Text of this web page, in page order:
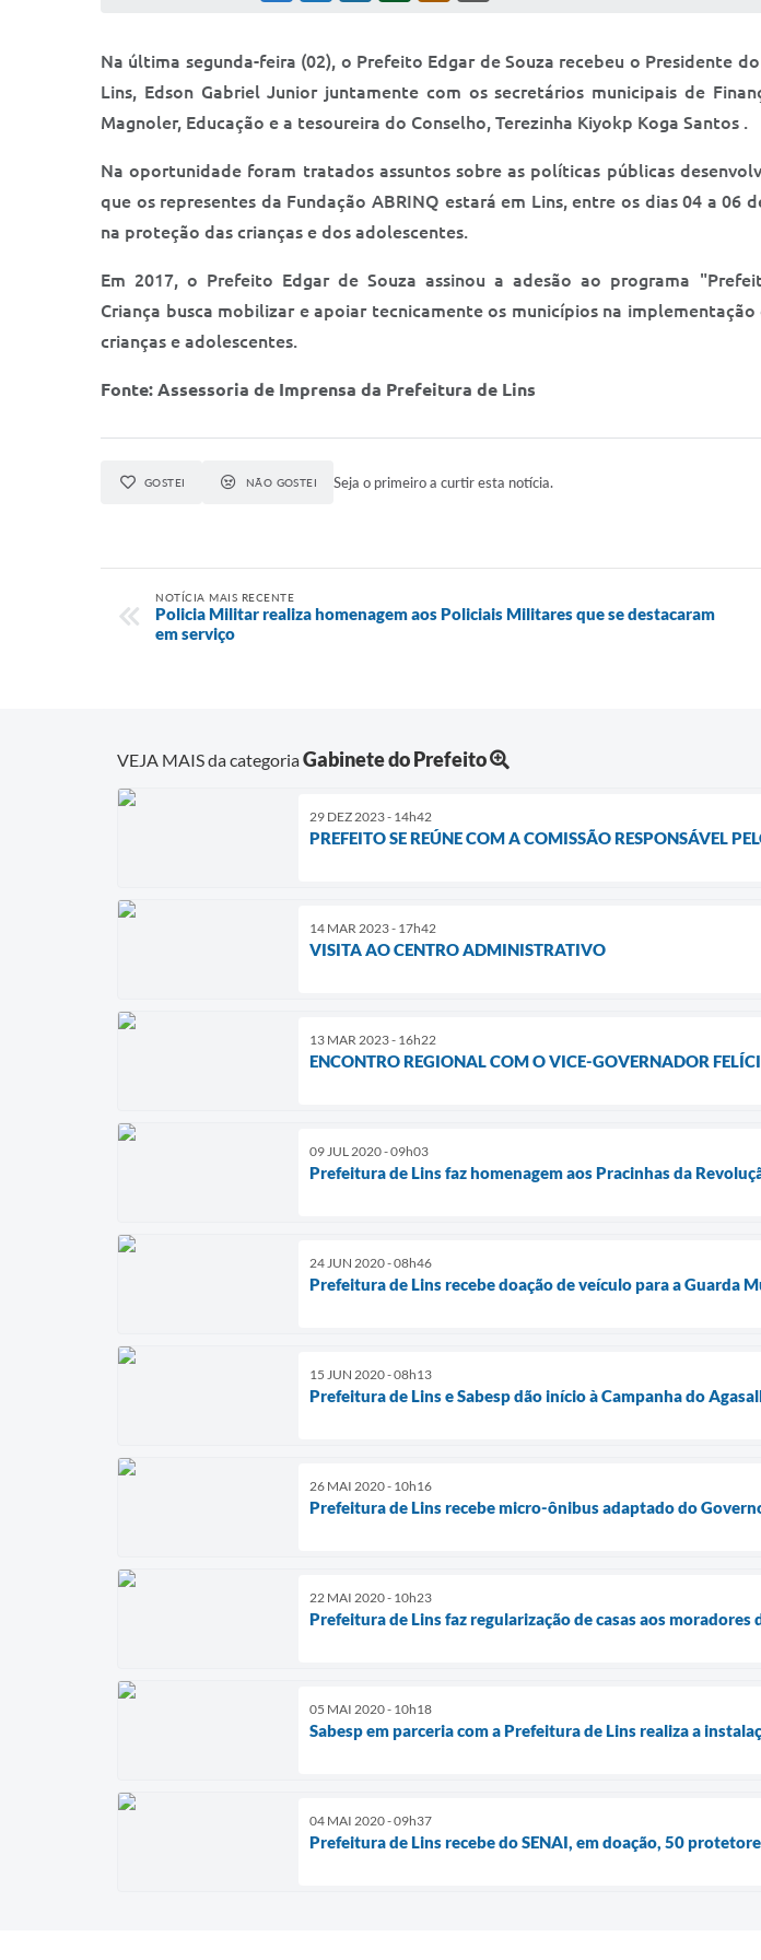
Na última segunda-feira (02), o Prefeito Edgar de Souza recebeu o Presidente
Lins, Edson Gabriel Junior juntamente com os secretários municipais de
Magnoler, Educação e a tesoureira do Conselho, Terezinha Kiyokp Koga Santos .
Na oportunidade foram tratados assuntos sobre as políticas públicas
que os representes da Fundação ABRINQ estará em Lins, entre os dias 04 a
na proteção das crianças e dos adolescentes.
Em 2017, o Prefeito Edgar de Souza assinou a adesão ao programa
Criança busca mobilizar e apoiar tecnicamente os municípios na
crianças e adolescentes.
Fonte: Assessoria de Imprensa da Prefeitura de Lins
GOSTEI NÃO GOSTEI Seja o primeiro a curtir esta notícia.
NOTÍCIA MAIS RECENTE
Policia Militar realiza homenagem aos Policiais Militares que se destacaram
em serviço
VEJA MAIS da categoriaGabinete do Prefeito
29 DEZ 2023 - 14h42
PREFEITO SE REÚNE COM A COMISSÃO RESPONSÁVEL
14 MAR 2023 - 17h42
VISITA AO CENTRO ADMINISTRATIVO
13 MAR 2023 - 16h22
ENCONTRO REGIONAL COM O VICE-GOVERNADOR
09 JUL 2020 - 09h03
Prefeitura de Lins faz homenagem aos Pracinhas da
24 JUN 2020 - 08h46
Prefeitura de Lins recebe doação de veículo para a Guarda
15 JUN 2020 - 08h13
Prefeitura de Lins e Sabesp dão início à Campanha do
26 MAI 2020 - 10h16
Prefeitura de Lins recebe micro-ônibus adaptado do
22 MAI 2020 - 10h23
Prefeitura de Lins faz regularização de casas aos
05 MAI 2020 - 10h18
Sabesp em parceria com a Prefeitura de Lins realiza a
04 MAI 2020 - 09h37
Prefeitura de Lins recebe do SENAI, em doação, 50